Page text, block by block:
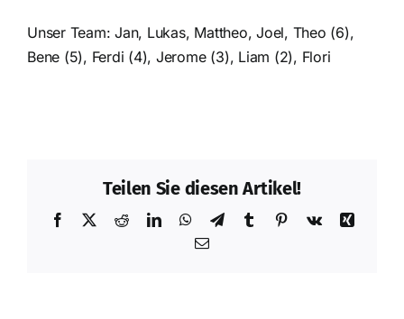
Unser Team: Jan, Lukas, Mattheo, Joel, Theo (6),
Bene (5), Ferdi (4), Jerome (3), Liam (2), Flori
Teilen Sie diesen Artikel!
Facebook RedditLinkedInWhatsApp
TelegramTumblrPinterestVk
Xing
E-